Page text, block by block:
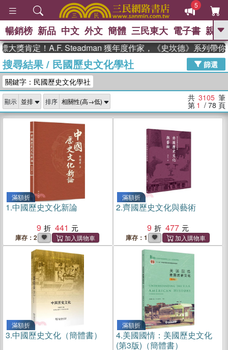
5
GO
熱搜： 東野圭吾 The Odyssey 、
父親節 、 如果歷史是一群喵 、 暑期
念華 、 台灣的李登輝時代 、 數學女
孩：黎曼猜想
偉大的迷走神經
暢銷榜 新品 中文 外文 簡體 三民東大 電子書 親子
定！A.F. Steadman 獲年度作家，《史坎德》系列帶你踏上
搜尋結果/ 民國歷史文化學社
篩選
關鍵字：民國歷史文化學社
顯示 排序 共 3105 筆
第 1 / 78 頁
滿額折
1.中國歷史文化新論
9
441
庫存：2
滿額折
2.齊國歷史文化與藝術
9
477
庫存：1
滿額折
3.中國歷史文化（簡體書）
滿額折
4.美國國情：美國歷史文化
(第3版)（簡體書）